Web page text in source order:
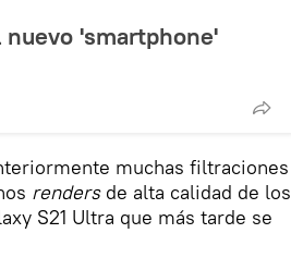
'smartphone'
muchas filtraciones
rendersde alta calidad de los
S21 Ultra que más tarde se